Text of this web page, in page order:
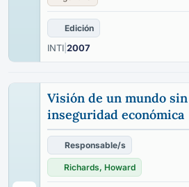
Edición
INTI 2007
Visión de un mundo
inseguridad económica
Responsable/s
Richards, Howard